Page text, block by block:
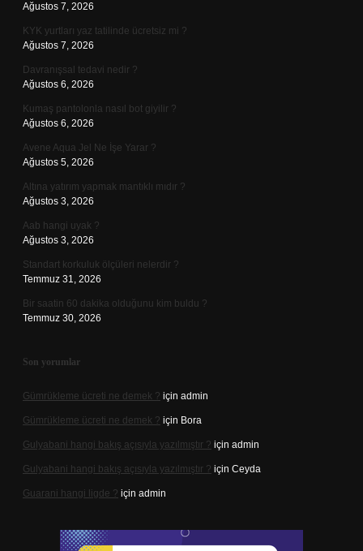
Ağustos 7, 2026
KYK yurtları yaz tatilinde ücretsiz mi ?
Ağustos 7, 2026
Davranışsal tedavi nedir ?
Ağustos 6, 2026
Kumaş pantolonla nasıl bot giyilir ?
Ağustos 6, 2026
Avene Aqua Jel Ne İşe Yarar ?
Ağustos 5, 2026
Altına yatırım yapmak mantıklı mıdır ?
Ağustos 3, 2026
Aab hangi uyak ?
Ağustos 3, 2026
Standart korkuluk ölçüleri nelerdir ?
Temmuz 31, 2026
Bir saatin 60 dakika olduğunu kim buldu ?
Temmuz 30, 2026
Son yorumlar
Gümrükleme ücreti ne demek ? için admin
Gümrükleme ücreti ne demek ? için Bora
Gulyabani hangi bakış açısıyla yazılmıştır ? için admin
Gulyabani hangi bakış açısıyla yazılmıştır ? için Ceyda
Guarani hangi ligde ? için admin